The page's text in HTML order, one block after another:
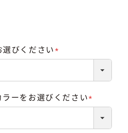
びください
ーをお選びください